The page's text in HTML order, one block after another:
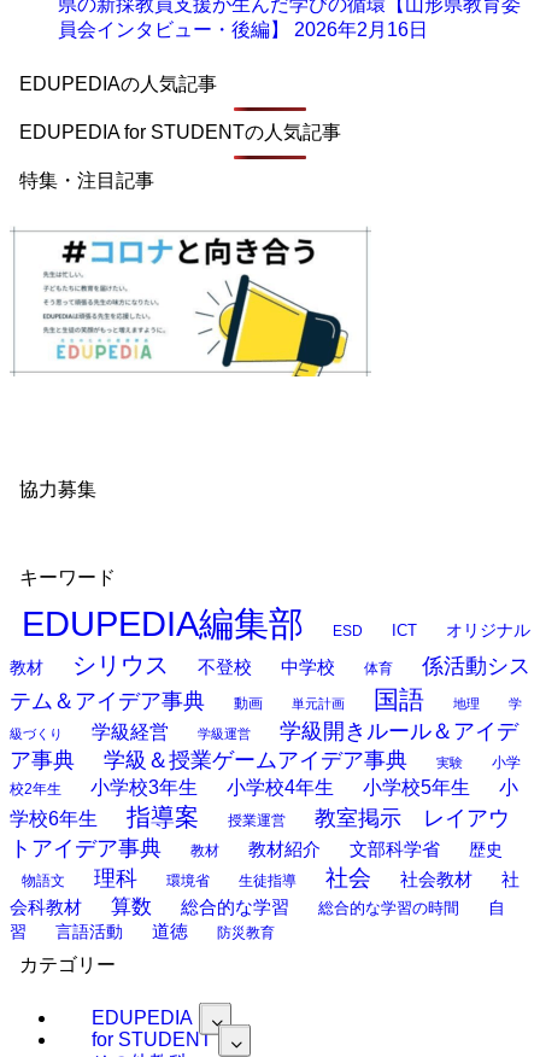
県の新採教員支援が生んだ学びの循環【山形県教育委
員会インタビュー・後編】 2026年2月16日
EDUPEDIAの人気記事
EDUPEDIA for STUDENTの人気記事
特集・注目記事
協力募集
キーワード
EDUPEDIA編集部 ESD ICT
オリジナル
教材
シリウス 不登校 中学校 体育
係活動シス
テム＆アイデア事典
動画 単元計画 国語 地理 学
級づくり 学級経営 学級運営
学級開きルール＆アイデ
ア事典
学級＆授業ゲームアイデア事典 実験
小学
校2年生
小学校3年生 小学校4年生 小学校5年生
小
学校6年生
指導案 授業運営
教室掲示 レイアウ
トアイデア事典
教材 教材紹介 文部科学省 歴史
物語文 理科 環境省 生徒指導 社会 社会教材
社
会科教材
算数 総合的な学習 総合的な学習の時間
自
習
言語活動 道徳 防災教育
カテゴリー
EDUPEDIA
for STUDENT